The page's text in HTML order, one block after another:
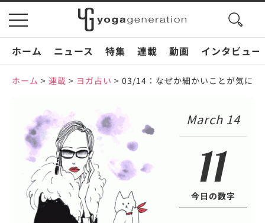
toggle
navigation
search
ホーム
ニュース 特集 連載 動画 インタビュー
ホーム > 連載 > ヨガ占い > 03/14：なぜか細かいことが気に
March 14
11
今日の数字